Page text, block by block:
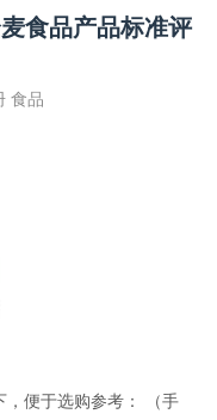
食品产品标准评
食品
，便于选购参考： （手